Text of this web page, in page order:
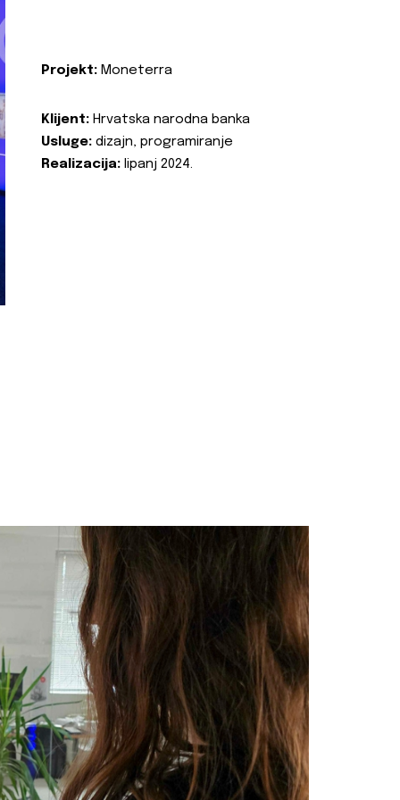
Projekt: Moneterra
Klijent: Hrvatska narodna banka
Usluge: dizajn, programiranje
Realizacija: lipanj 2024.